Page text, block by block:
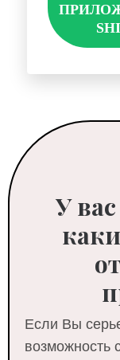
У
Если Вы
возможность